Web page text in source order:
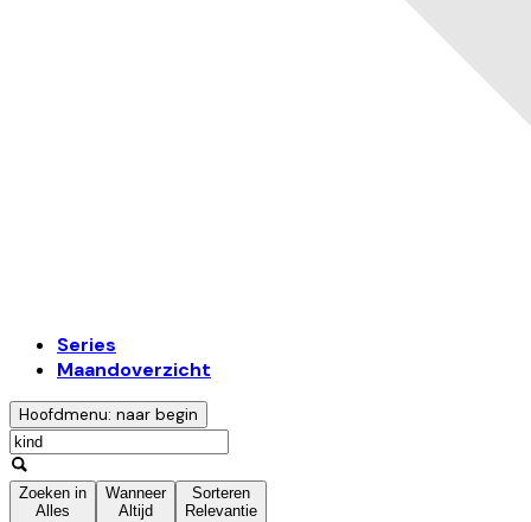
Series
Maandoverzicht
Hoofdmenu: naar begin
Zoeken in
Alles
Wanneer
Altijd
Sorteren
Relevantie